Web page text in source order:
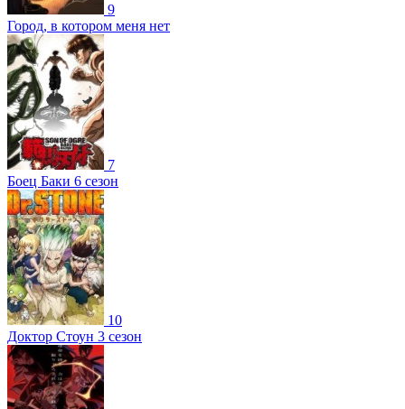
9
Город, в котором меня нет
7
Боец Баки 6 сезон
10
Доктор Стоун 3 сезон